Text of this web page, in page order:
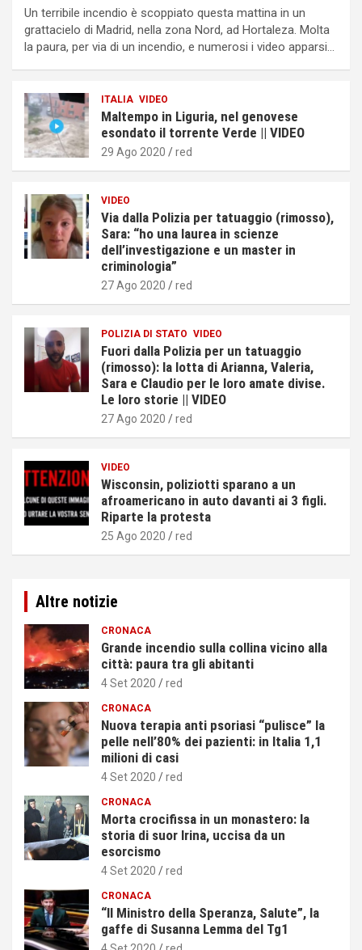
Un terribile incendio è scoppiato questa mattina in un
grattacielo di Madrid, nella zona Nord, ad Hortaleza. Molta
la paura, per via di un incendio, e numerosi i video apparsi…
ITALIA VIDEO
Maltempo in Liguria, nel genovese
esondato il torrente Verde || VIDEO
29 Ago 2020 red
VIDEO
Via dalla Polizia per tatuaggio (rimosso),
Sara: “ho una laurea in scienze
dell’investigazione e un master in
criminologia”
27 Ago 2020 red
POLIZIA DI STATO VIDEO
Fuori dalla Polizia per un tatuaggio
(rimosso): la lotta di Arianna, Valeria,
Sara e Claudio per le loro amate divise.
Le loro storie || VIDEO
27 Ago 2020 red
VIDEO
Wisconsin, poliziotti sparano a un
afroamericano in auto davanti ai 3 figli.
Riparte la protesta
25 Ago 2020 red
Altre notizie
CRONACA
Grande incendio sulla collina vicino alla
città: paura tra gli abitanti
4 Set 2020 red
CRONACA
Nuova terapia anti psoriasi “pulisce” la
pelle nell’80% dei pazienti: in Italia 1,1
milioni di casi
4 Set 2020 red
CRONACA
Morta crocifissa in un monastero: la
storia di suor Irina, uccisa da un
esorcismo
4 Set 2020 red
CRONACA
“Il Ministro della Speranza, Salute”, la
gaffe di Susanna Lemma del Tg1